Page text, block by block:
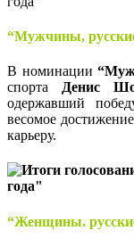
“Мужчины,
В номинации
спорта
Денис
одержавший
весомое
карьеру.
“Женщины.